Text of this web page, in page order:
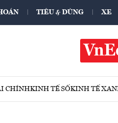
TIÊU & DÙNG XE
CHÍNHKINH TẾ SỐKINH TẾ